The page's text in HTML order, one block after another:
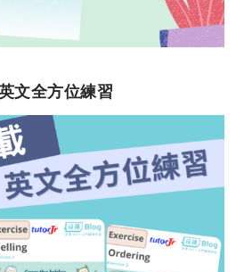
文全方位練習